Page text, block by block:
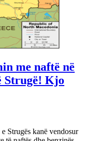
me naftë në
Strugë! Kjo
Strugës kanë vendosur